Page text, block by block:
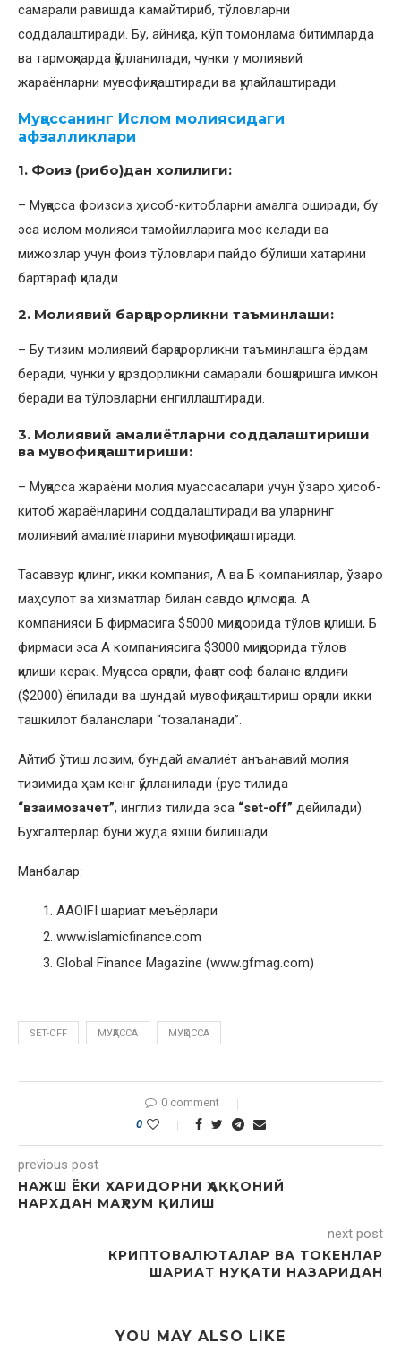
самарали равишда камайтириб, тўловларни
соддалаштиради. Бу, айниқса, кўп томонлама битимларда
ва тармоқларда қўлланилади, чунки у молиявий
жараёнларни мувофиқлаштиради ва қулайлаштиради.
Муқассанинг Ислом молиясидаги
афзалликлари
1. Фоиз (рибо)дан холилиги:
– Муқасса фоизсиз ҳисоб-китобларни амалга оширади, бу
эса ислом молияси тамойилларига мос келади ва
мижозлар учун фоиз тўловлари пайдо бўлиши хатарини
бартараф қилади.
2. Молиявий барқарорликни таъминлаши:
– Бу тизим молиявий барқарорликни таъминлашга ёрдам
беради, чунки у қарздорликни самарали бошқаришга имкон
беради ва тўловларни енгиллаштиради.
3. Молиявий амалиётларни соддалаштириши
ва мувофиқлаштириши:
– Муқасса жараёни молия муассасалари учун ўзаро ҳисоб-
китоб жараёнларини соддалаштиради ва уларнинг
молиявий амалиётларини мувофиқлаштиради.
Тасаввур қилинг, икки компания, А ва Б компаниялар, ўзаро
маҳсулот ва хизматлар билан савдо қилмоқда. А
компанияси Б фирмасига $5000 миқдорида тўлов қилиши, Б
фирмаси эса А компаниясига $3000 миқдорида тўлов
қилиши керак. Муқасса орқали, фақат соф баланс қолдиғи
($2000) ёпилади ва шундай мувофиқлаштириш орқали икки
ташкилот баланслари “тозаланади”.
Айтиб ўтиш лозим, бундай амалиёт анъанавий молия
тизимида ҳам кенг қўлланилади (рус тилида
“взаимозачет”, инглиз тилида эса “set-off” дейилади).
Бухгалтерлар буни жуда яхши билишади.
Манбалар:
AAOIFI шариат меъёрлари
www.islamicfinance.com
Global Finance Magazine (www.gfmag.com)
SET-OFF МУҚАССА МУҚОССА
0 comment
0
previous post
НАЖШ ЁКИ ХАРИДОРНИ ҲАҚҚОНИЙ
НАРХДАН МАҲРУМ ҚИЛИШ
next post
КРИПТОВАЛЮТАЛАР ВА ТОКЕНЛАР
ШАРИАТ НУҚАТИ НАЗАРИДАН
YOU MAY ALSO LIKE